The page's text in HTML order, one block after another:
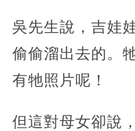
吳先生說，吉娃
偷偷溜出去的。
有牠照片呢！
但這對母女卻說